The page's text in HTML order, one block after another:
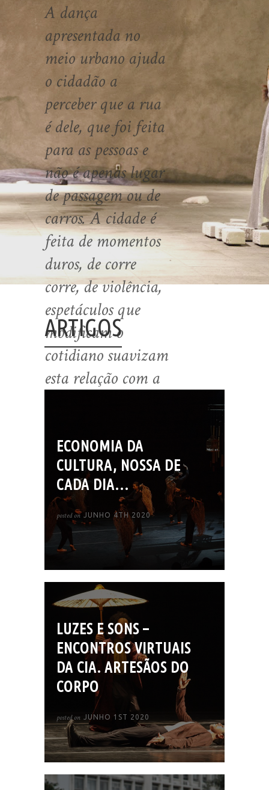
A dança
apresentada no
meio urbano ajuda
o cidadão a
perceber que a rua
é dele, que foi feita
para as pessoas e
não é apenas lugar
de passagem ou de
carros. A cidade é
feita de momentos
duros, de corre
corre, de violência,
espetáculos que
modificam o
cotidiano suavizam
esta relação com a
FOLHA DE SÃO PAULO -
MIRTES
CALHEIROSEM ENTREVISTA COM
ADRIANA PAVLOVA – 06/2008
ARTIGOS
ECONOMIA DA
CULTURA, NOSSA DE
CADA DIA…
posted on JUNHO 4TH 2020
LUZES E SONS –
ENCONTROS VIRTUAIS
DA CIA. ARTESÃOS DO
CORPO
posted on JUNHO 1ST 2020